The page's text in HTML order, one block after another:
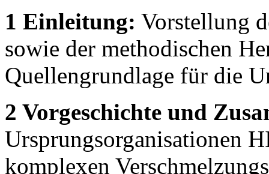
1 Einleitung: Vorstellung
sowie der methodischen
Quellengrundlage für die
2 Vorgeschichte und
Ursprungsorganisationen
komplexen